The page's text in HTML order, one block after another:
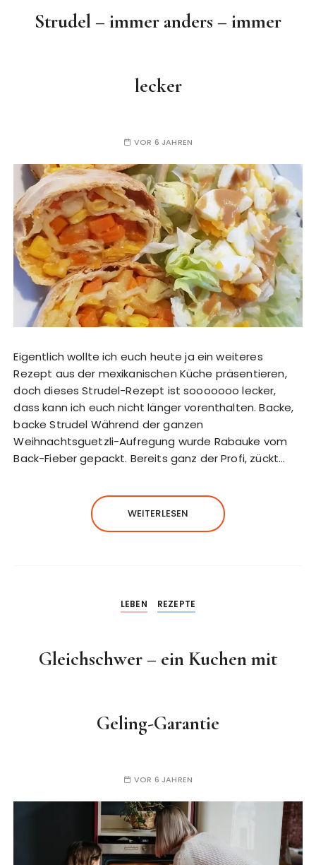
Strudel – immer anders – immer
lecker
VOR 6 JAHREN
Eigentlich wollte ich euch heute ja ein weiteres
Rezept aus der mexikanischen Küche präsentieren,
doch dieses Strudel-Rezept ist sooooooo lecker,
dass kann ich euch nicht länger vorenthalten. Backe,
backe Strudel Während der ganzen
Weihnachtsguetzli-Aufregung wurde Rabauke vom
Back-Fieber gepackt. Bereits ganz der Profi, zückt…
WEITERLESEN
LEBEN REZEPTE
Gleichschwer – ein Kuchen mit
Geling-Garantie
VOR 6 JAHREN